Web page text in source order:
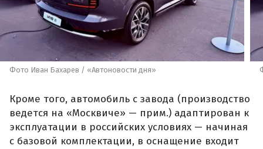
Фото Иван Бахарев / «Автоновости дня»
Кроме того, автомобиль с завода (производство
ведется на «Москвиче» — прим.) адаптирован к
эксплуатации в российских условиях — начиная
с базовой комплектации, в оснащение входит